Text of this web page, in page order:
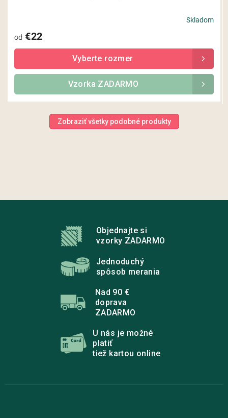
Skladom
od €22
Vzorka ZADARMO
Zobraziť všetky podobné produkty
Objednajte si
vzorky ZADARMO
Jednoduchý
spôsob merania
Nad 90 €
doprava
ZADARMO
U nás je možné
platiť
tiež kartou online